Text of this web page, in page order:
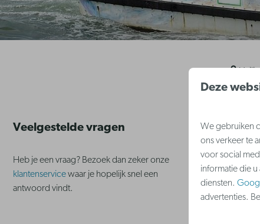
Veelgestelde vragen
Heb je een vraag? Bezoek dan zeker onze
klantenservicewaar je hopelijk snel een
antwoord vindt.
Westende
Nieuwpoort
De Haan
Zeebrugge
Deze
We gebruiken
ons verkeer te
voor social
informatie die
diensten.
advertenties.